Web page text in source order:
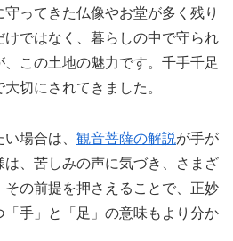
ってきた仏像やお堂が多く残り
けではなく、暮らしの中で守られ
この土地の魅力です。千手千足
切にされてきました。
場合は、 観音菩薩の解説が手が
、苦しみの声に気づき、さまざ
その前提を押さえることで、正妙
手」と「足」の意味もより分か